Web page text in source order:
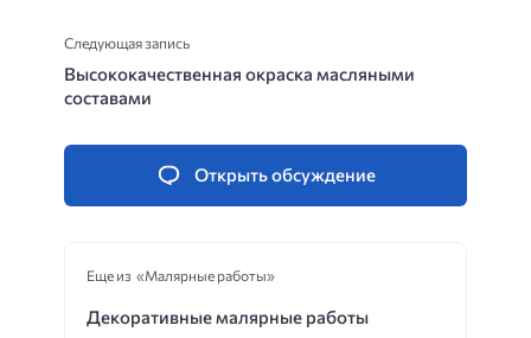
Следующая запись
Высококачественная окраска масляными
составами
Открыть обсуждение
Еще из «Малярные работы»
Декоративные малярные работы